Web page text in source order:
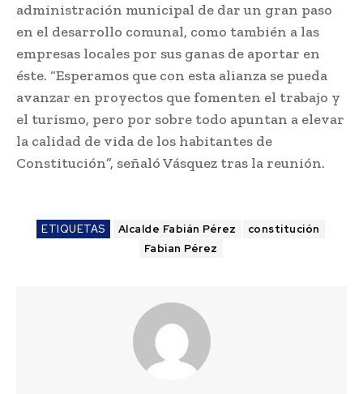
administración municipal de dar un gran paso
en el desarrollo comunal, como también a las
empresas locales por sus ganas de aportar en
éste. “Esperamos que con esta alianza se pueda
avanzar en proyectos que fomenten el trabajo y
el turismo, pero por sobre todo apuntan a elevar
la calidad de vida de los habitantes de
Constitución”, señaló Vásquez tras la reunión.
ETIQUETAS Alcalde Fabián Pérez
constitución
Fabian Pérez